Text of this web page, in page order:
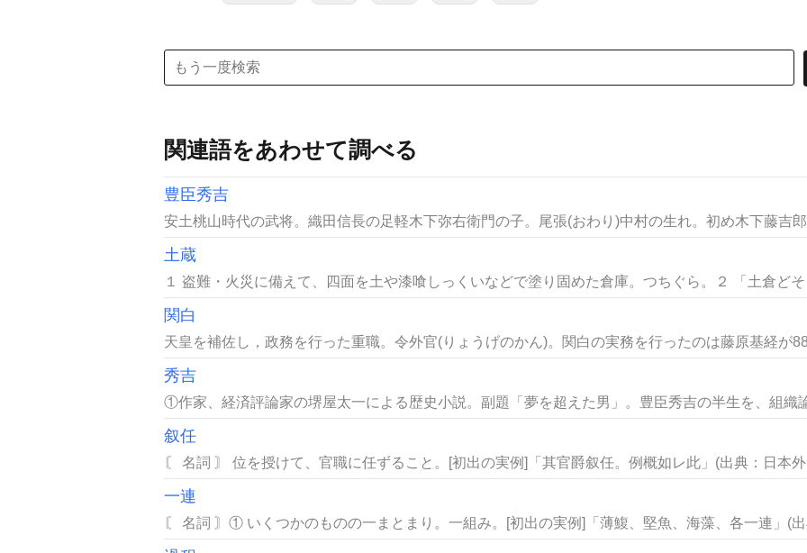
関連語をあわせて調べる
豊臣秀吉
安土桃山時代の武将。織田信長の足軽木下弥右衛門の子。尾張(おわり)中村の生れ。初め木下藤吉
土蔵
１ 盗難・火災に備えて、四面を土や漆喰しっくいなどで塗り固めた倉庫。つちぐら。２ 「土倉ど
関白
天皇を補佐し，政務を行った重職。令外官(りょうげのかん)。関白の実務を行ったのは藤原基経が
秀吉
①作家、経済評論家の堺屋太一による歴史小説。副題「夢を超えた男」。豊臣秀吉の半生を、組織
叙任
〘 名詞 〙 位を授けて、官職に任ずること。[初出の実例]「其官爵叙任。例概如レ此」(出典：日本
一連
〘 名詞 〙① いくつかのものの一まとまり。一組み。[初出の実例]「薄鰒、堅魚、海藻、各一連」(